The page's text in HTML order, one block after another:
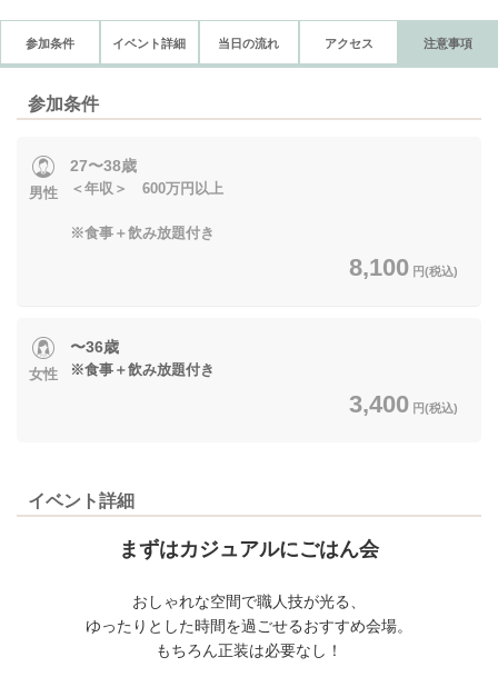
参加条件 イベント詳細 当日の流れ アクセス 注意事項
参加条件
男性
27〜38歳
＜年収＞ 600万円以上
※食事＋飲み放題付き
8,100 円(税込)
女性
〜36歳
※食事＋飲み放題付き
3,400 円(税込)
イベント詳細
まずはカジュアルにごはん会
おしゃれな空間で職人技が光る、
ゆったりとした時間を過ごせるおすすめ会場。
もちろん正装は必要なし！